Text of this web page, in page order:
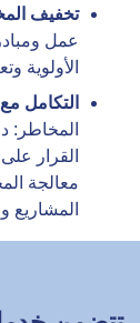
تخفيف
عمل
الأولوية
التكامل
المخاطر:
القرار
معالجة
المشاريع